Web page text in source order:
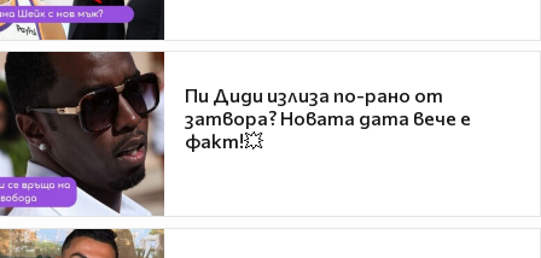
Пи Диди излиза по-рано от
затвора? Новата дата вече е
факт!💥